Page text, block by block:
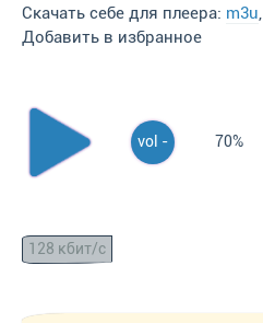
Скачать себе для плеера: m3u,
Добавить в избранное
vol - 70%
128 кбит/с